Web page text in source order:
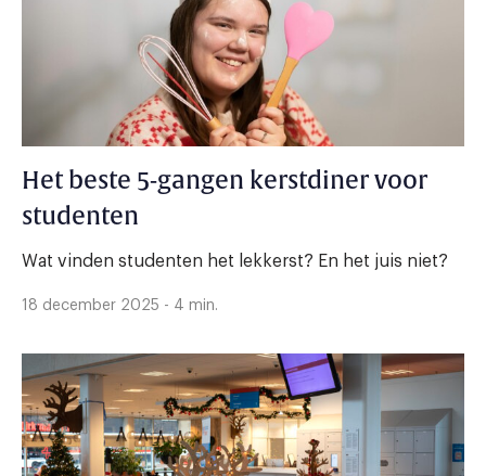
Het beste 5-gangen kerstdiner voor
studenten
Wat vinden studenten het lekkerst? En het juis niet?
18 december 2025 - 4 min.